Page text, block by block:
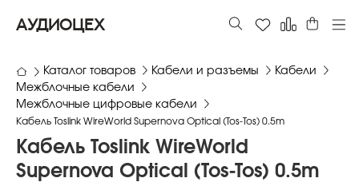
АУДИОЦЕХ
Каталог товаров Кабели и разъемы
Кабели
Межблочные кабели
Межблочные цифровые кабели
Кабель Toslink WireWorld Supernova Optical (Tos-Tos) 0.5m
Кабель Toslink WireWorld
Supernova Optical (Tos-Tos) 0.5m